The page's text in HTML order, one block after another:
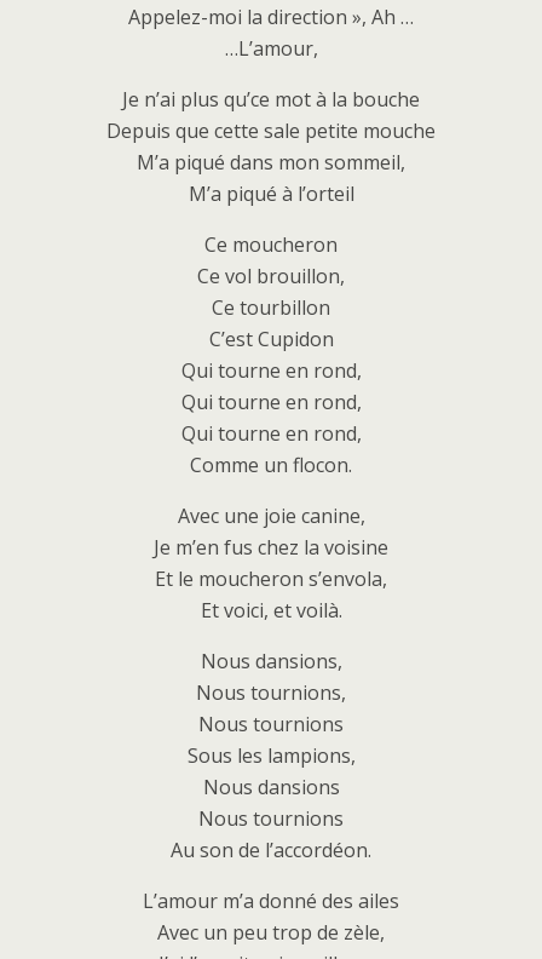
Appelez-moi la direction », Ah …
…L’amour,
Je n’ai plus qu’ce mot à la bouche
Depuis que cette sale petite mouche
M’a piqué dans mon sommeil,
M’a piqué à l’orteil
Ce moucheron
Ce vol brouillon,
Ce tourbillon
C’est Cupidon
Qui tourne en rond,
Qui tourne en rond,
Qui tourne en rond,
Comme un flocon.
Avec une joie canine,
Je m’en fus chez la voisine
Et le moucheron s’envola,
Et voici, et voilà.
Nous dansions,
Nous tournions,
Nous tournions
Sous les lampions,
Nous dansions
Nous tournions
Au son de l’accordéon.
L’amour m’a donné des ailes
Avec un peu trop de zèle,